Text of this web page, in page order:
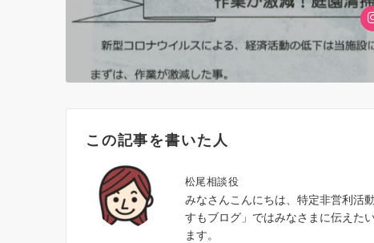
この記事を書いた人
松尾相談役
みなさんこんにちは、特定非営利活
すもブログ」ではみなさまに伝えた
ます。